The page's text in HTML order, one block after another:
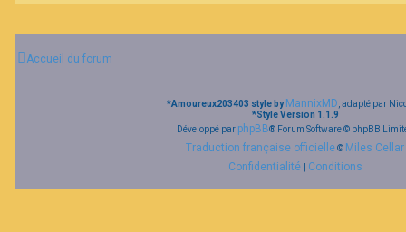
Accueil du forum
*Amoureux203403 style byMannixMD , adapté par
*Style Version 1.1.9
Développé par phpBB® Forum Software © phpBB
Traduction française officielle© Miles Cellar
Confidentialité
Conditions